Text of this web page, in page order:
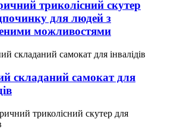
триколісний скутер
для людей з
можливостями
складаний самокат для